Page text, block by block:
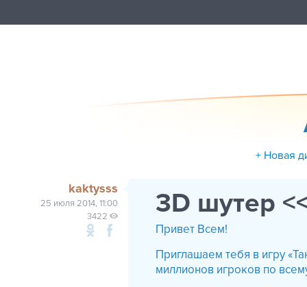
+ Новая
kaktysss
25 июля 2014, 11:00
3422
3D шутер
Привет Всем!
Приглашаем тебя в игру
миллионов игроков по